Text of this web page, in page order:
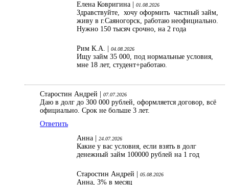
Елена Ковригина |
01.08.2026
Здравствуйте, хочу оформить частный займ,
живу в г.Саяногорск, работаю неофициально.
Нужно 150 тысяч срочно, на 2 года
Рим К.А. | 04.08.2026
Ищу займ 35 000, под нормальные условия,
мне 18 лет, студент+работаю.
Старостин Андрей | 07.07.2026
Даю в долг до 300 000 рублей, оформляется договор, всё
официально. Срок не больше 3 лет.
Ответить
Анна |
24.07.2026
Какие у вас условия, если взять в долг
денежный займ 100000 рублей на 1 год
Старостин Андрей | 05.08.2026
Анна, 3% в месяц